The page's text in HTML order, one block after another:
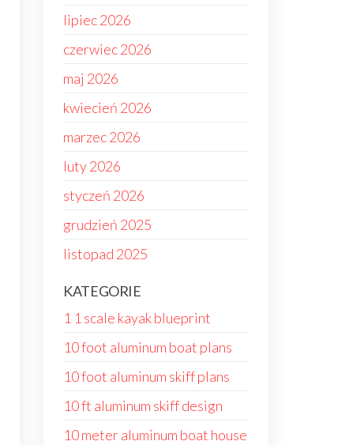
lipiec 2026
czerwiec 2026
maj 2026
kwiecień 2026
marzec 2026
luty 2026
styczeń 2026
grudzień 2025
listopad 2025
KATEGORIE
1 1 scale kayak blueprint
10 foot aluminum boat plans
10 foot aluminum skiff plans
10 ft aluminum skiff design
10 meter aluminum boat house